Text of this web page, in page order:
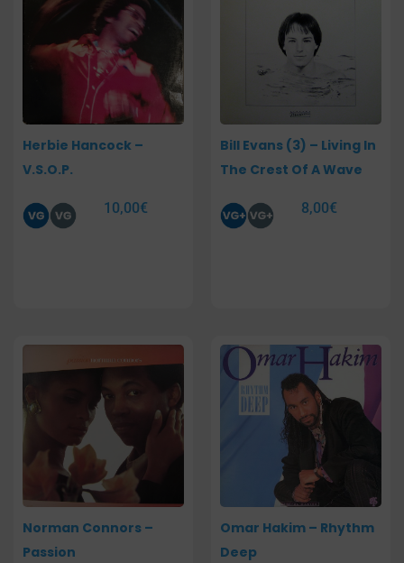
Herbie Hancock –
V.S.O.P.
10,00€
Bill Evans (3) – Living In
The Crest Of A Wave
8,00€
Norman Connors –
Passion
Omar Hakim – Rhythm
Deep